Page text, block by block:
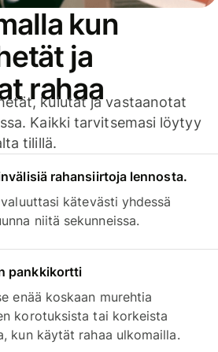
kun
ja
rahaa
kulutat ja vastaanotat
Kaikki tarvitsemasi löytyy
tilillä.
rahansiirtoja lennosta.
kätevästi yhdessä
niitä sekunneissa.
pankkikortti
enää koskaan murehtia
korotuksista tai korkeista
kun käytät rahaa ulkomailla.